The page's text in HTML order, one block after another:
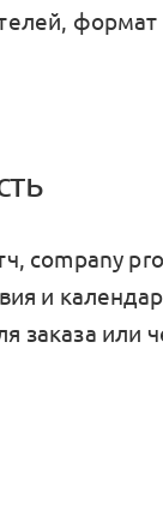
company
и
заказа или